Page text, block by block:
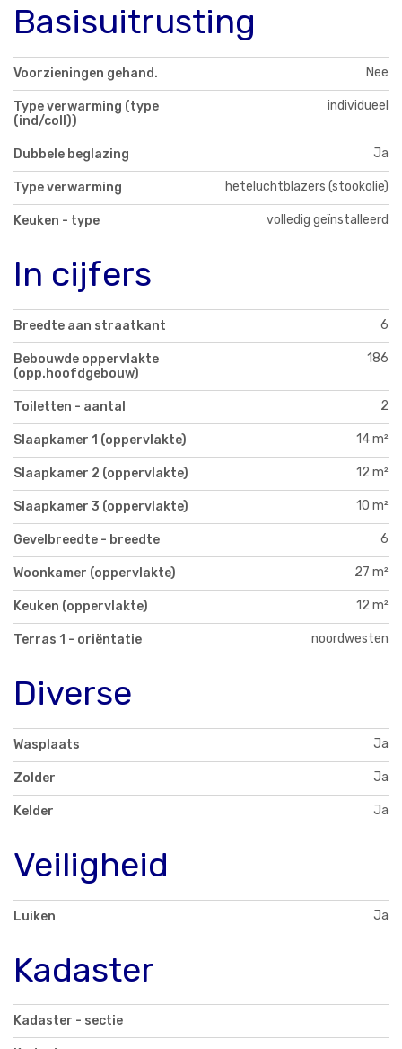
Basisuitrusting
Voorzieningen gehand. Nee
Type verwarming (type
(ind/coll))
individueel
Dubbele beglazing Ja
Type verwarming heteluchtblazers (stookolie)
Keuken - type volledig geïnstalleerd
In cijfers
Breedte aan straatkant 6
Bebouwde oppervlakte
(opp.hoofdgebouw)
186
Toiletten - aantal 2
Slaapkamer 1 (oppervlakte) 14 m²
Slaapkamer 2 (oppervlakte) 12 m²
Slaapkamer 3 (oppervlakte) 10 m²
Gevelbreedte - breedte 6
Woonkamer (oppervlakte) 27 m²
Keuken (oppervlakte) 12 m²
Terras 1 - oriëntatie noordwesten
Diverse
Wasplaats Ja
Zolder Ja
Kelder Ja
Veiligheid
Luiken Ja
Kadaster
Kadaster - sectie